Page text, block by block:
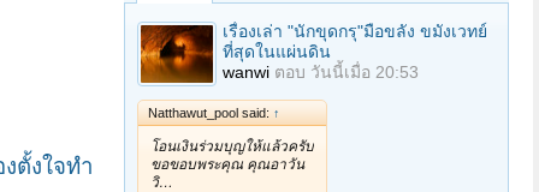
ตั้งใจทำ
เรื่องเล่า "นักขุดกรุ"มือขลัง ขมังเวทย์
ที่สุดในแผ่นดิน
wanwi ตอบ วันนี้เมื่อ 20:53
Natthawut_pool said: ↑
โอนเงินร่วมบุญให้แล้วครับ
ขอขอบพระคุณ คุณอาวัน
วิ…